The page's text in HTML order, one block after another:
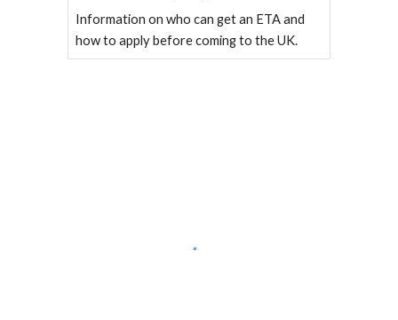
Information on who can get an ETA and
how to apply before coming to the UK.